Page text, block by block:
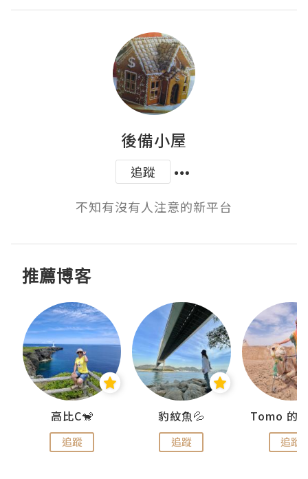
後備小屋
追蹤
不知有沒有人注意的新平台
推薦博客
高比C🐒
追蹤
豹紋魚💦
追蹤 追蹤